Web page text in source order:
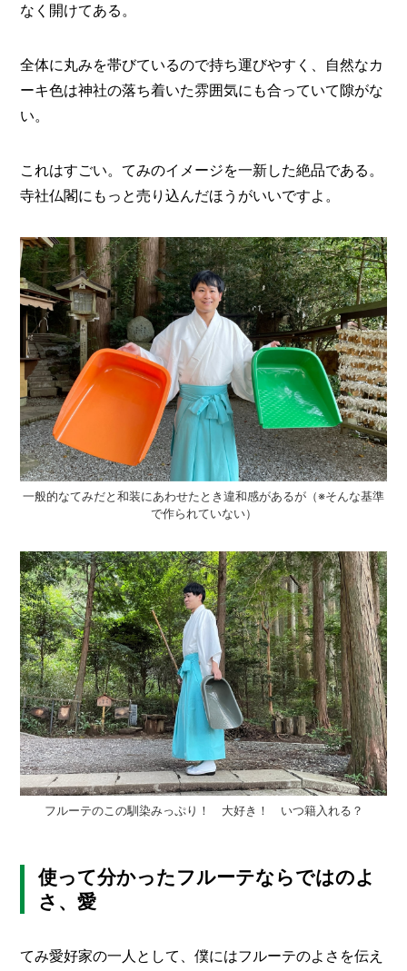
なく開けてある。
全体に丸みを帯びているので持ち運びやすく、自然なカ
ーキ色は神社の落ち着いた雰囲気にも合っていて隙がな
い。
これはすごい。てみのイメージを一新した絶品である。
寺社仏閣にもっと売り込んだほうがいいですよ。
一般的なてみだと和装にあわせたとき違和感があるが（※そんな基準
で作られていない）
フルーテのこの馴染みっぷり！ 大好き！ いつ籍入れる？
使って分かったフルーテならではのよ
さ、愛
てみ愛好家の一人として、僕にはフルーテのよさを伝え